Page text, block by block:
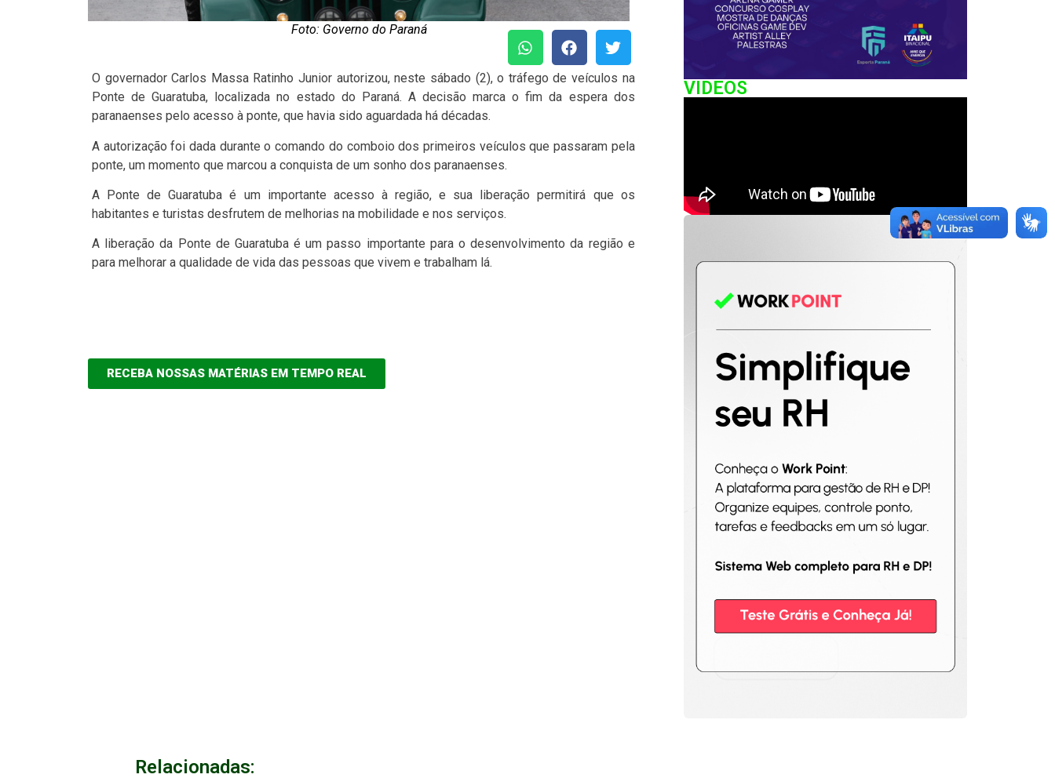
Foto: Governo do Paraná
O governador Carlos Massa Ratinho Junior autorizou, neste sábado (2), o tráfego de veículos na
Ponte de Guaratuba, localizada no estado do Paraná. A decisão marca o fim da espera dos
paranaenses pelo acesso à ponte, que havia sido aguardada há décadas.
A autorização foi dada durante o comando do comboio dos primeiros veículos que passaram pela
ponte, um momento que marcou a conquista de um sonho dos paranaenses.
A Ponte de Guaratuba é um importante acesso à região, e sua liberação permitirá que os
habitantes e turistas desfrutem de melhorias na mobilidade e nos serviços.
A liberação da Ponte de Guaratuba é um passo importante para o desenvolvimento da região e
para melhorar a qualidade de vida das pessoas que vivem e trabalham lá.
RECEBA NOSSAS MATÉRIAS EM TEMPO REAL
VIDEOS
Relacionadas: